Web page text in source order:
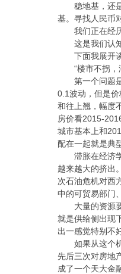
稳地基，还
基。寻找人民币
我们正在经
这是我们认
下面我展开
“楼市不拐，
第一个问题
0.1波动，但是
和往上翘，幅度
房价看2015-
城市基本上和
配在一起就是典
滞胀在经济
越来越大的挤出
次石油危机对西
中的可贸易部门
大量的资源
就是供给侧出现
出一感觉特别不
如果从这个
先后三次对房地
成了一个天大金